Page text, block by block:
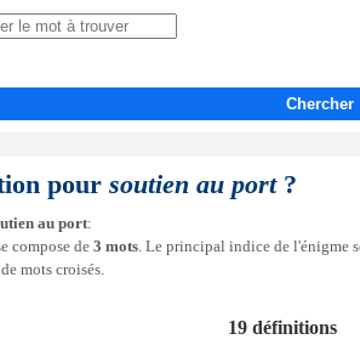
Chercher
pour soutien au port?
au port:
compose de 3 mots. Le principal indice de l'énigme
mots croisés.
19 définitions